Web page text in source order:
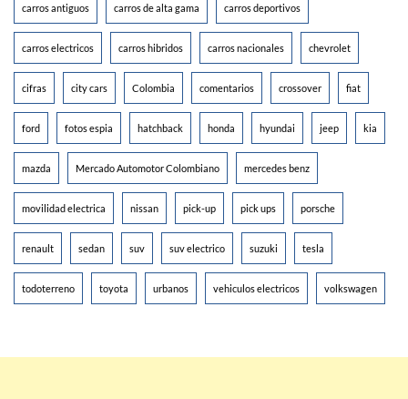
carros antiguos carros de alta gama carros deportivos
carros electricos carros hibridos carros nacionales chevrolet
cifras city cars Colombia comentarios crossover fiat
ford fotos espia hatchback honda hyundai jeep kia
mazda Mercado Automotor Colombiano mercedes benz
movilidad electrica nissan pick-up pick ups porsche
renault sedan suv suv electrico suzuki tesla
todoterreno toyota urbanos vehiculos electricos volkswagen